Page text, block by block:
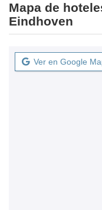
Mapa de
Eindhoven
Ver en Google